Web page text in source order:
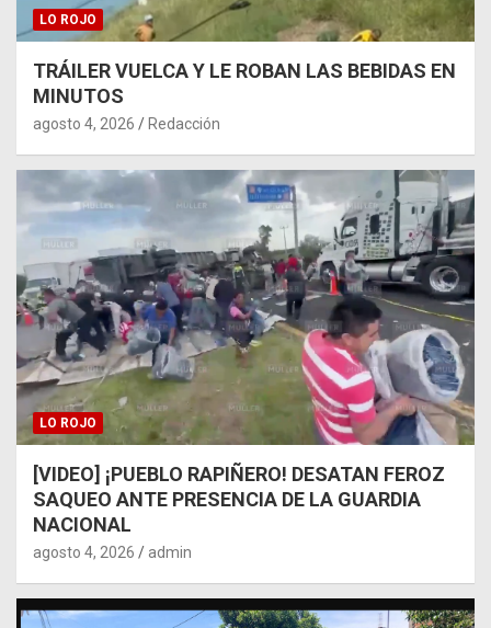
LO ROJO
TRÁILER VUELCA Y LE ROBAN LAS BEBIDAS EN
MINUTOS
agosto 4, 2026 Redacción
LO ROJO
[VIDEO] ¡PUEBLO RAPIÑERO! DESATAN FEROZ
SAQUEO ANTE PRESENCIA DE LA GUARDIA
NACIONAL
agosto 4, 2026 admin